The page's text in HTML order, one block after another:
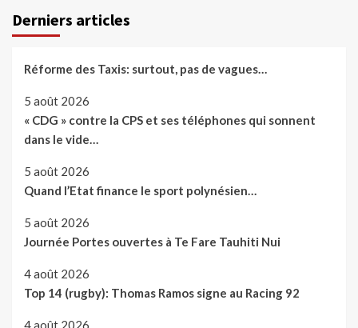
Derniers articles
Réforme des Taxis: surtout, pas de vagues…
5 août 2026
« CDG » contre la CPS et ses téléphones qui sonnent
dans le vide…
5 août 2026
Quand l’Etat finance le sport polynésien…
5 août 2026
Journée Portes ouvertes à Te Fare Tauhiti Nui
4 août 2026
Top 14 (rugby): Thomas Ramos signe au Racing 92
4 août 2026